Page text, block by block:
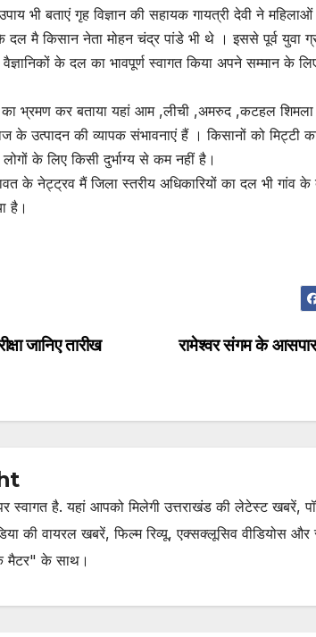
भी बताएं गृह विज्ञान की सहायक गायत्री देवी ने
दल मै किसान नेता मोहन चंद्र पांडे भी थे । इससे पूर्व युवा
के दल का भावपूर्ण स्वागत किया अपने सम्मान के
का भ्रमण कर बताया यहां आम ,लीची ,अमरुद ,कटहल शिमला
के उत्पादन की व्यापक संभावनाएं हैं । किसानों को मिट्टी
के लिए किसी दुर्भाग्य से कम नहीं है।
के नेट्ट्रव मैं जिला स्तरीय अधिकारियों का दल भी गांव के
है।
रामेश्वर संगम के
जानिए तारीख
स्वागत है. यहां आपको मिलेगी उत्तराखंड की लेटेस्ट खबरें,
की वायरल खबरें, फिल्म रिव्यू, एक्सक्लूसिव वीडियोस
मैटर" के साथ।